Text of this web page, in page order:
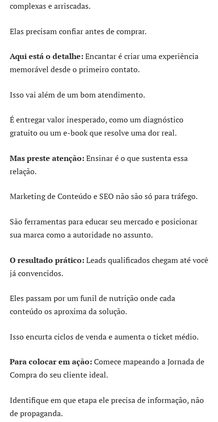
complexas e arriscadas.
Elas precisam confiar antes de comprar.
Aqui está o detalhe:Encantar é criar uma experiência
memorável desde o primeiro contato.
Isso vai além de um bom atendimento.
É entregar valor inesperado, como um diagnóstico
gratuito ou um e-book que resolve uma dor real.
Mas preste atenção:Ensinar é o que sustenta essa
relação.
Marketing de Conteúdo e SEO não são só para tráfego.
São ferramentas para educar seu mercado e posicionar
sua marca como a autoridade no assunto.
O resultado prático:Leads qualificados chegam até você
já convencidos.
Eles passam por um funil de nutrição onde cada
conteúdo os aproxima da solução.
Isso encurta ciclos de venda e aumenta o ticket médio.
Para colocar em ação:Comece mapeando a Jornada de
Compra do seu cliente ideal.
Identifique em que etapa ele precisa de informação, não
de propaganda.